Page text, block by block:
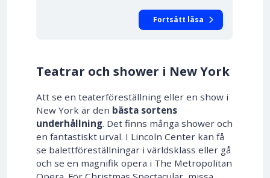
Fortsätt läsa
Teatrar och shower i New York
Att se en teaterföreställning eller en show i
New York är den bästa sortens
underhållning. Det finns många shower och
en fantastiskt urval. I Lincoln Center kan få
se balettföreställningar i världsklass eller gå
och se en magnifik opera i The Metropolitan